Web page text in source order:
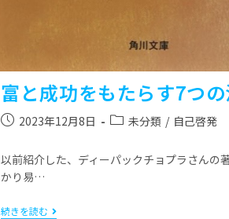
富と成功をもたらす7つ
2023年12月8日 未分類 / 自己啓発
以前紹介した、ディーパックチョプラさんの
かり易…
続きを読む